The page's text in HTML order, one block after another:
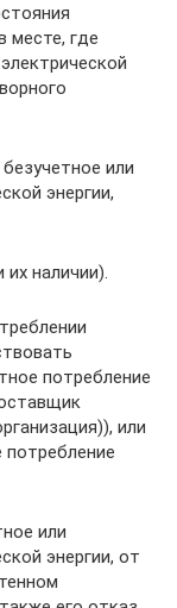
месте, где
или
энергии,
наличии).
потребление
или
или
энергии, от